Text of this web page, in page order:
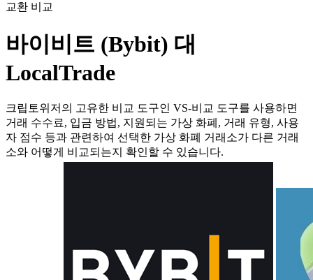
교환 비교
바이비트 (Bybit) 대
LocalTrade
크립토위저의 고유한 비교 도구인 VS-비교 도구를 사용하면
거래 수수료, 입금 방법, 지원되는 가상 화폐, 거래 유형, 사용
자 점수 등과 관련하여 선택한 가상 화폐 거래소가 다른 거래
소와 어떻게 비교되는지 확인할 수 있습니다.